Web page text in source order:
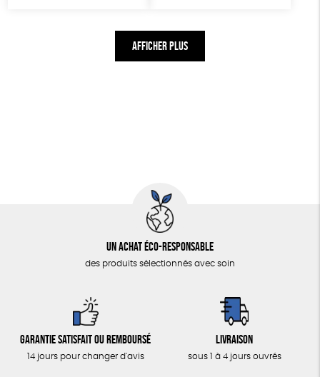
AFFICHER PLUS
Un achat éco-responsable
des produits sélectionnés avec soin
Garantie satisfait ou remboursé
14 jours pour changer d'avis
Livraison
sous 1 à 4 jours ouvrés